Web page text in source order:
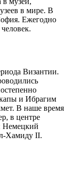
в мире. В
Ежегодно
Византии.
и Ибрагим
В наше время
в центре
Немецкий
Хамиду II.